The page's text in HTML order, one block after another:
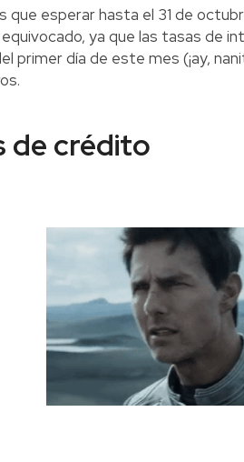
que esperar hasta el 31 de
ya que las tasas de
primer día de este mes (¡ay,
de crédito